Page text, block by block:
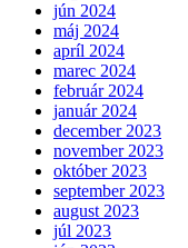
jún 2024
máj 2024
apríl 2024
marec 2024
február 2024
január 2024
december 2023
november 2023
október 2023
september 2023
august 2023
júl 2023